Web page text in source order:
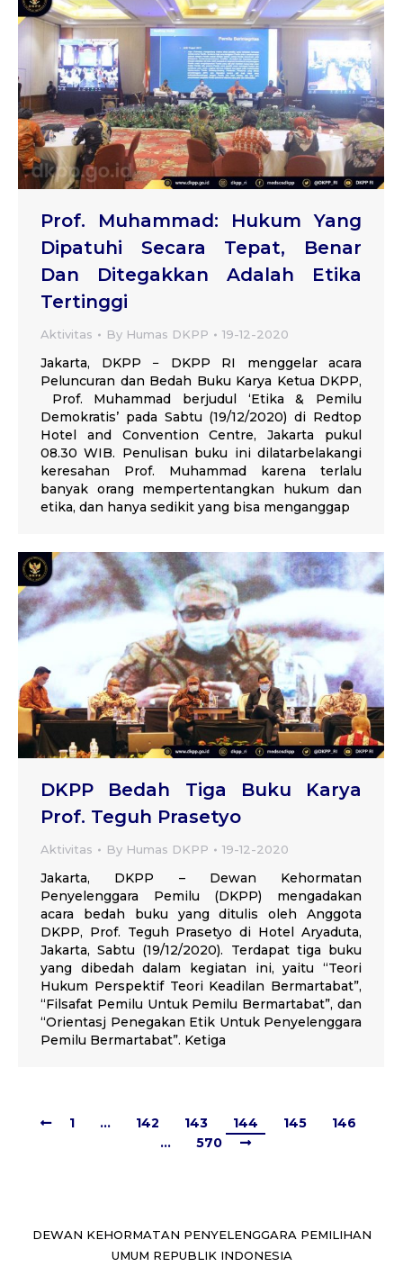
Prof. Muhammad: Hukum Yang
Dipatuhi Secara Tepat, Benar
Dan Ditegakkan Adalah Etika
Tertinggi
Aktivitas By Humas DKPP 19-12-2020
Jakarta, DKPP − DKPP RI menggelar acara
Peluncuran dan Bedah Buku Karya Ketua DKPP,
Prof. Muhammad berjudul ‘Etika & Pemilu
Demokratis’ pada Sabtu (19/12/2020) di Redtop
Hotel and Convention Centre, Jakarta pukul
08.30 WIB. Penulisan buku ini dilatarbelakangi
keresahan Prof. Muhammad karena terlalu
banyak orang mempertentangkan hukum dan
etika, dan hanya sedikit yang bisa menganggap
DKPP Bedah Tiga Buku Karya
Prof. Teguh Prasetyo
Aktivitas By Humas DKPP 19-12-2020
Jakarta, DKPP – Dewan Kehormatan
Penyelenggara Pemilu (DKPP) mengadakan
acara bedah buku yang ditulis oleh Anggota
DKPP, Prof. Teguh Prasetyo di Hotel Aryaduta,
Jakarta, Sabtu (19/12/2020). Terdapat tiga buku
yang dibedah dalam kegiatan ini, yaitu “Teori
Hukum Perspektif Teori Keadilan Bermartabat”,
“Filsafat Pemilu Untuk Pemilu Bermartabat”, dan
“Orientasj Penegakan Etik Untuk Penyelenggara
Pemilu Bermartabat”. Ketiga
1 … 142 143 144 145
146
…
570
DEWAN KEHORMATAN PENYELENGGARA PEMILIHAN
UMUM REPUBLIK INDONESIA